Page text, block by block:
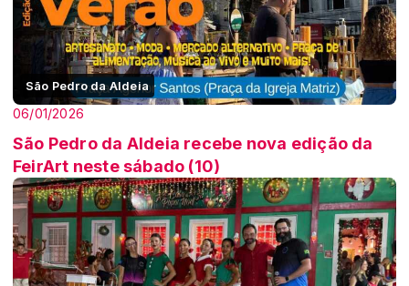
São Pedro da Aldeia
06/01/2026
São Pedro da Aldeia recebe nova edição da
FeirArt neste sábado (10)